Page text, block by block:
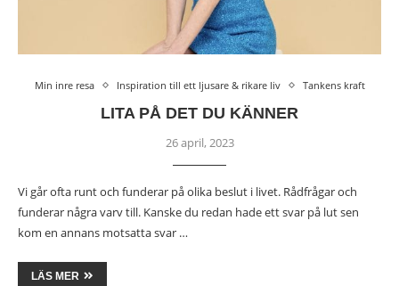
Min inre resa Inspiration till ett ljusare & rikare liv Tankens kraft
LITA PÅ DET DU KÄNNER
26 april, 2023
Vi går ofta runt och funderar på olika beslut i livet. Rådfrågar och
funderar några varv till. Kanske du redan hade ett svar på lut sen
kom en annans motsatta svar …
LÄS MER